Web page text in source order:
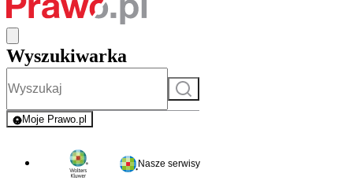
Wyszukiwarka
Szukaj
Moje Prawo.pl
- rejestracja i logowanie do serwisu
Nasze serwisy